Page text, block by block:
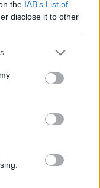
the IAB’s List of
disclose it to other
K23-01
2x skrutka